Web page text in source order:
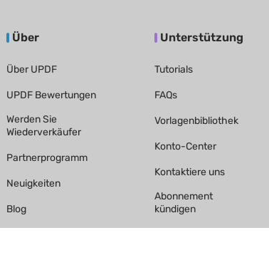
Über
Über UPDF
UPDF Bewertungen
Werden Sie
Wiederverkäufer
Partnerprogramm
Neuigkeiten
Blog
Unterstützung
Tutorials
FAQs
Vorlagenbibliothek
Konto-Center
Kontaktiere uns
Abonnement
kündigen